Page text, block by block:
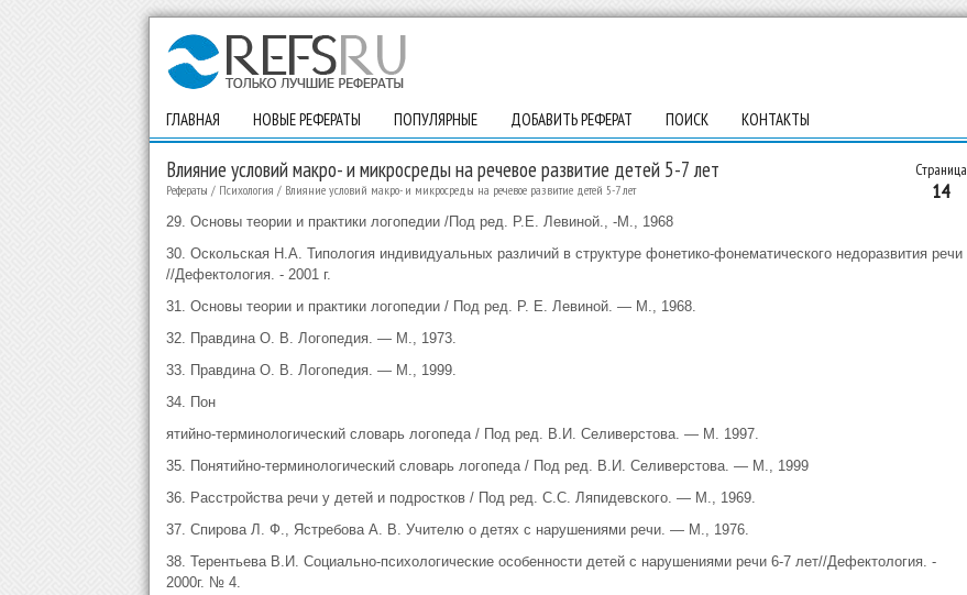
ГЛАВНАЯ НОВЫЕ РЕФЕРАТЫ ПОПУЛЯРНЫЕ ДОБАВИТЬ РЕФЕРАТ ПОИСК КОНТАКТЫ
Страница
14
Влияние условий макро- и микросреды на речевое развитие детей 5-7 лет
Рефераты / Психология / Влияние условий макро- и микросреды на речевое развитие детей 5-7 лет
29. Основы теории и практики логопедии /Под ред. Р.Е. Левиной., -М., 1968
30. Оскольская Н.А. Типология индивидуальных различий в структуре фонетико-фонематического недоразвития речи
//Дефектология. - 2001 г.
31. Основы теории и практики логопедии / Под ред. Р. Е. Левиной. — М., 1968.
32. Правдина О. В. Логопедия. — М., 1973.
33. Правдина О. В. Логопедия. — М., 1999.
34. Пон
ятийно-терминологический словарь логопеда / Под ред. В.И. Селиверстова. — М. 1997.
35. Понятийно-терминологический словарь логопеда / Под ред. В.И. Селиверстова. — М., 1999
36. Расстройства речи у детей и подростков / Под ред. С.С. Ляпидевского. — М., 1969.
37. Спирова Л. Ф., Ястребова А. В. Учителю о детях с нарушениями речи. — М., 1976.
38. Терентьева В.И. Социально-психологические особенности детей с нарушениями речи 6-7 лет//Дефектология. -
2000г. № 4.